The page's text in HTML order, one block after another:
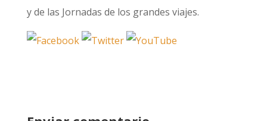
y de las Jornadas de los grandes viajes.